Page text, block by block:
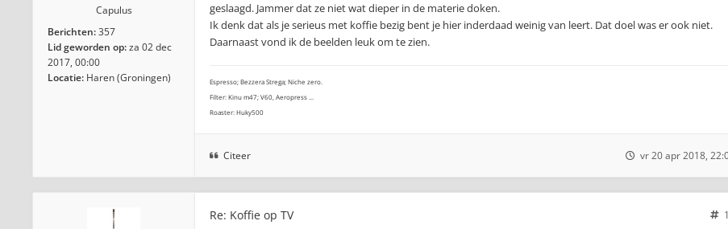
Capulus
Berichten:357
Lid geworden op:za 02 dec
2017, 00:00
Locatie: Haren (Groningen)
geslaagd. Jammer dat ze niet wat dieper in de materie doken.
Ik denk dat als je serieus met koffie bezig bent je hier inderdaad weinig van leert. Dat doel was er ook niet.
Daarnaast vond ik de beelden leuk om te zien.
Espresso; Bezzera Strega; Niche zero.
Filter: Kinu m47; V60, Aeropress ...
Roaster: Huky500
Citeer vr 20 apr 2018,
Re: Koffie op TV